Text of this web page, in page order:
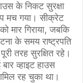
के निकट सुरक्षा
मच गया। सीक्रेट
मार गिराया, जबकि
के समय राष्ट्रपति
तरह सुरक्षित रहे।
व्हाइट हाउस
रह चुका था।